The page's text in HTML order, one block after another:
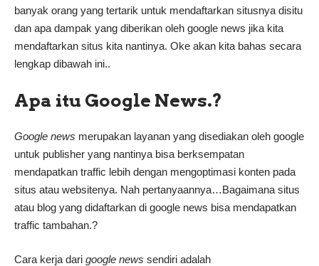
banyak orang yang tertarik untuk mendaftarkan situsnya disitu
dan apa dampak yang diberikan oleh google news jika kita
mendaftarkan situs kita nantinya. Oke akan kita bahas secara
lengkap dibawah ini..
Apa itu Google News.?
Google news merupakan layanan yang disediakan oleh google
untuk publisher yang nantinya bisa berksempatan
mendapatkan traffic lebih dengan mengoptimasi konten pada
situs atau websitenya. Nah pertanyaannya…Bagaimana situs
atau blog yang didaftarkan di google news bisa mendapatkan
traffic tambahan.?
Cara kerja dari google news sendiri adalah